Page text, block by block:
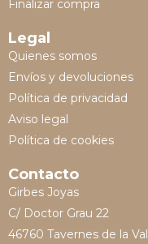
Finalizar compra
Legal
Quienes somos
Envíos y devoluciones
Política de privacidad
Aviso legal
Política de cookies
Contacto
Girbes Joyas
C/ Doctor Grau 22
46760 Tavernes de la